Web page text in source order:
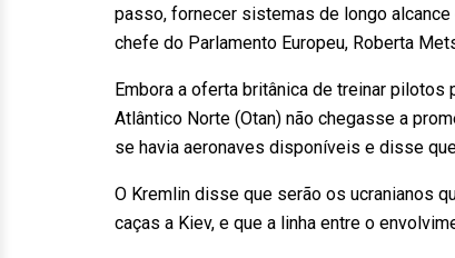
passo, fornecer sistemas de longo
chefe do Parlamento Europeu, Roberta
Embora a oferta britânica de treinar pilotos
Atlântico Norte (Otan) não chegasse a
se havia aeronaves disponíveis e disse
O Kremlin disse que serão os ucranianos
caças a Kiev, e que a linha entre o